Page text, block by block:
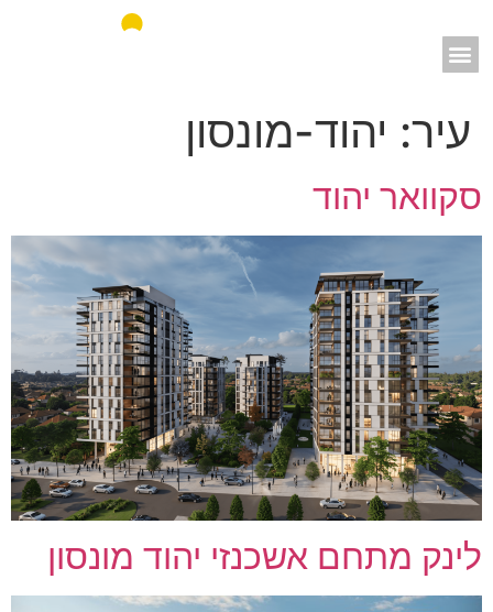
עיר: יהוד-מונסון
סקוואר יהוד
לינק מתחם אשכנזי יהוד מונסון